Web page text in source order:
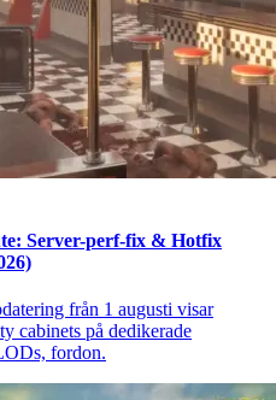
Server-perf-fix & Hotfix
från 1 augusti visar
cabinets på dedikerade
fordon.